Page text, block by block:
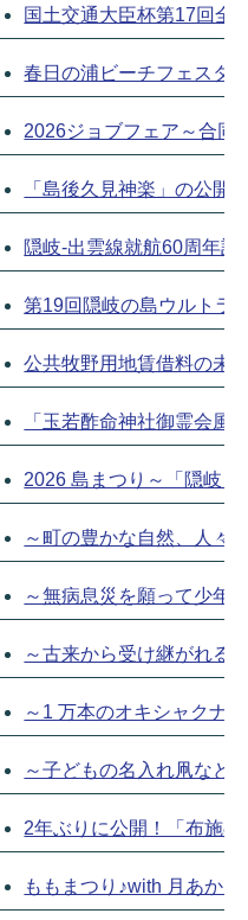
国土交通大臣杯第17回全
春日の浦ビーチフェスタ
2026ジョブフェア～合同
「島後久見神楽」の公開
隠岐-出雲線就航60周年
第19回隠岐の島ウルトラ
公共牧野用地賃借料の未
「玉若酢命神社御霊会風
2026 島まつり～「隠岐
～町の豊かな自然、人々
～無病息災を願って少年
～古来から受け継がれる
～1 万本のオキシャクナ
～子どもの名入れ凧など
2年ぶりに公開！「布施
ももまつり♪with 月あか